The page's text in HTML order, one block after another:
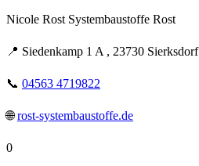
Nicole Rost Systembaustoffe Rost
📍 Siedenkamp 1 A , 23730 Sierksdorf
📞 04563 4719822
🌐 rost-systembaustoffe.de
0